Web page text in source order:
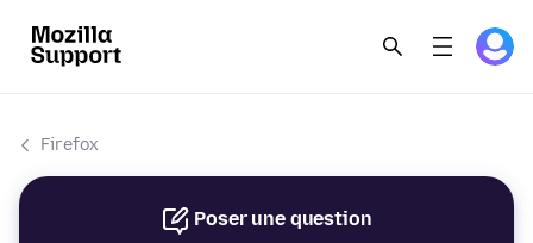
Firefox
Poser une question